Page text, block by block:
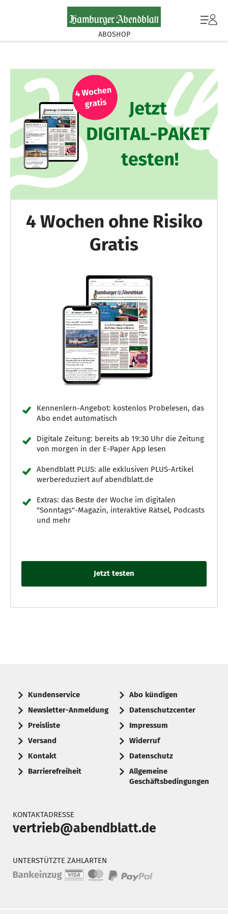
ABOSHOP
4 Wochen ohne Risiko
Gratis
Kennenlern-Angebot: kostenlos Probelesen, das
Abo endet automatisch
Digitale Zeitung: bereits ab 19:30 Uhr die Zeitung
von morgen in der E-Paper App lesen
Abendblatt PLUS: alle exklusiven PLUS-Artikel
werbereduziert auf abendblatt.de
Extras: das Beste der Woche im digitalen
"Sonntags"-Magazin, interaktive Rätsel, Podcasts
und mehr
Kundenservice
Newsletter-Anmeldung
Preisliste
Versand
Kontakt
Barrierefreiheit
Abo kündigen
Datenschutzcenter
Impressum
Widerruf
Datenschutz
Allgemeine
Geschäftsbedingungen
KONTAKTADRESSE
vertrieb@abendblatt.de
UNTERSTÜTZTE ZAHLARTEN